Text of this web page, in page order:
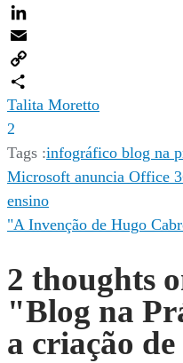
Twitter
LinkedIn
Email
Copy
Link
Compartilhar
Talita Moretto
2
Tags :infográfico blog na
Navegação
de
Post
Microsoft anuncia Office
ensino
"A Invenção de Hugo
2 thoughts
"Blog na
a criação